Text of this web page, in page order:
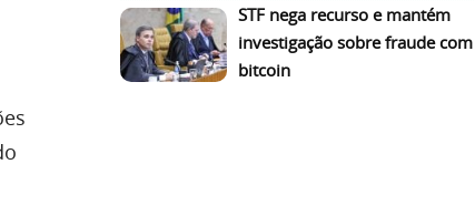
STF nega recurso e mantém
investigação sobre fraude com
bitcoin